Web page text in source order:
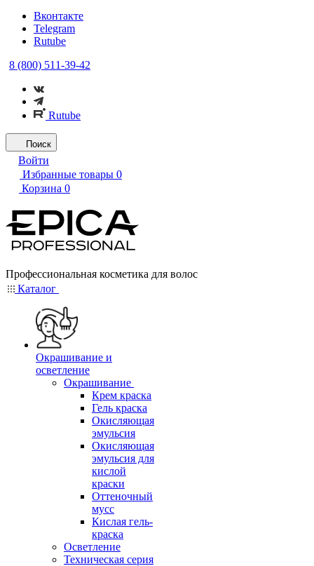
Вконтакте
Telegram
Rutube
8 (800) 511-39-42
Rutube
Поиск
Войти
Избранные товары 0
Корзина 0
Профессиональная косметика для волос
Каталог
Окрашивание и
осветление
Окрашивание
Крем краска
Гель краска
Окисляющая
эмульсия
Окисляющая
эмульсия для
кислой
краски
Оттеночный
мусс
Кислая гель-
краска
Осветление
Техническая серия